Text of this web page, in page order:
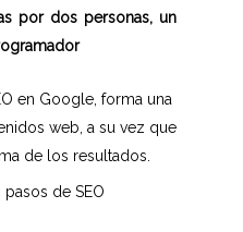
por dos personas, un
de SEO